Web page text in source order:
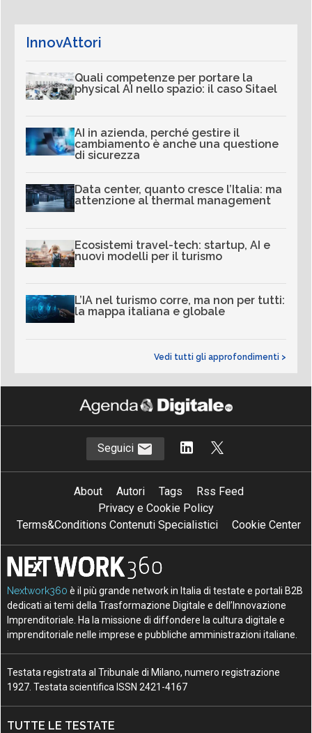
InnovAttori
Quali competenze per portare la
physical AI nello spazio: il caso Sitael
AI in azienda, perché gestire il
cambiamento è anche una questione
di sicurezza
Data center, quanto cresce l’Italia: ma
attenzione al thermal management
Ecosistemi travel-tech: startup, AI e
nuovi modelli per il turismo
L’IA nel turismo corre, ma non per tutti:
la mappa italiana e globale
Vedi tutti gli approfondimenti >
Seguici
About Autori Tags
Rss Feed
Privacy e Cookie Policy
Terms&Conditions Contenuti Specialistici
Cookie Center
Nextwork360 è il più grande network in Italia di testate e portali B2B
dedicati ai temi della Trasformazione Digitale e dell’Innovazione
Imprenditoriale. Ha la missione di diffondere la cultura digitale e
imprenditoriale nelle imprese e pubbliche amministrazioni italiane.
Testata registrata al Tribunale di Milano, numero registrazione
1927. Testata scientifica ISSN 2421-4167
TUTTE LE TESTATE